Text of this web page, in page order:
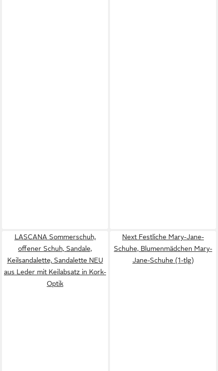
LASCANA Sommerschuh,
offener Schuh, Sandale,
Keilsandalette, Sandalette NEU
aus Leder mit Keilabsatz in Kork-
Optik
Next Festliche Mary-Jane-
Schuhe, Blumenmädchen Mary-
Jane-Schuhe (1-tlg)